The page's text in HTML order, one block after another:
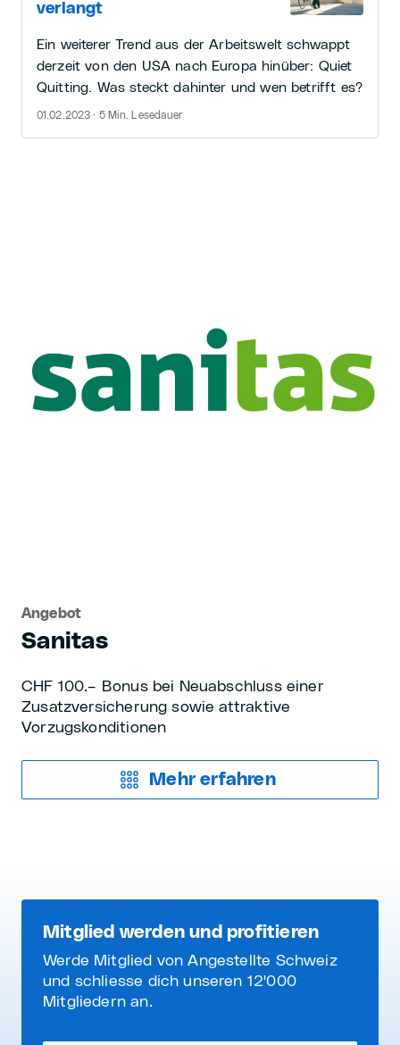
verlangt
Ein weiterer Trend aus der Arbeitswelt schwappt
derzeit von den USA nach Europa hinüber: Quiet
Quitting. Was steckt dahinter und wen betrifft es?
01.02.2023 · 5 Min. Lesedauer
Sanitas
Angebot
CHF 100.– Bonus bei Neuabschluss einer
Zusatzversicherung sowie attraktive
Vorzugskonditionen
Mehr erfahren
Mitglied werden und profitieren
Werde Mitglied von Angestellte Schweiz
und schliesse dich unseren 12'000
Mitgliedern an.